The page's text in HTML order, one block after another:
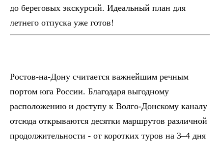
до береговых экскурсий. Идеальный план для
летнего отпуска уже готов!
Ростов-на-Дону считается важнейшим речным
портом юга России. Благодаря выгодному
расположению и доступу к Волго-Донскому каналу
отсюда открываются десятки маршрутов различной
продолжительности - от коротких туров на 3–4 дня